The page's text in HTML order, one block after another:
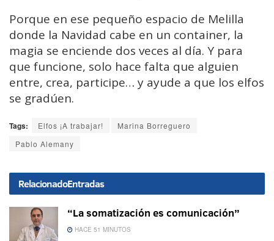
Porque en ese pequeño espacio de Melilla
donde la Navidad cabe en un container, la
magia se enciende dos veces al día. Y para
que funcione, solo hace falta que alguien
entre, crea, participe… y ayude a que los elfos
se gradúen.
Tags: Elfos ¡A trabajar!
Marina Borreguero
Pablo Alemany
RelacionadoEntradas
“La somatización es comunicación”
HACE 51 MINUTOS